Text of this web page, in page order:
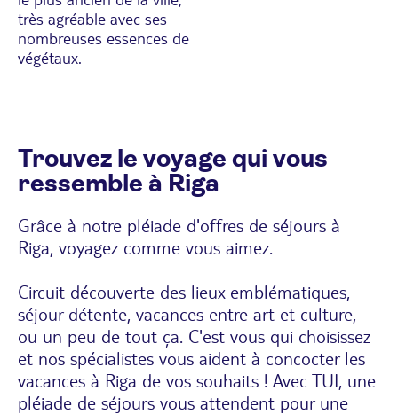
très agréable avec ses
nombreuses essences de
végétaux.
Trouvez le voyage qui vous
ressemble à Riga
Grâce à notre pléiade d'offres de séjours à
Riga, voyagez comme vous aimez.
Circuit découverte des lieux emblématiques,
séjour détente, vacances entre art et culture,
ou un peu de tout ça. C'est vous qui choisissez
et nos spécialistes vous aident à concocter les
vacances à Riga de vos souhaits ! Avec TUI, une
pléiade de séjours vous attendent pour une